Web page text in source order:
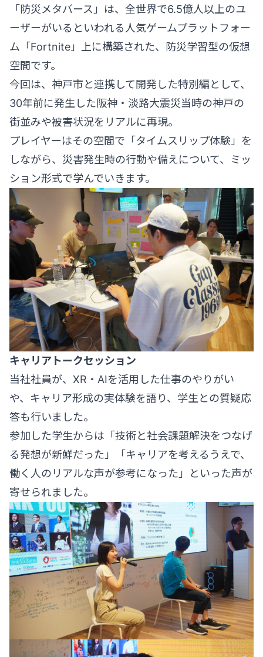
「防災メタバース」は、全世界で6.5億人以上のユ
ーザーがいるといわれる人気ゲームプラットフォー
ム「Fortnite」上に構築された、防災学習型の仮想
空間です。
今回は、神戸市と連携して開発した特別編として、
30年前に発生した阪神・淡路大震災当時の神戸の
街並みや被害状況をリアルに再現。
プレイヤーはその空間で「タイムスリップ体験」を
しながら、災害発生時の行動や備えについて、ミッ
ション形式で学んでいきます。
キャリアトークセッション
当社社員が、XR・AIを活用した仕事のやりがい
や、キャリア形成の実体験を語り、学生との質疑応
答も行いました。
参加した学生からは「技術と社会課題解決をつなげ
る発想が新鮮だった」「キャリアを考えるうえで、
働く人のリアルな声が参考になった」といった声が
寄せられました。